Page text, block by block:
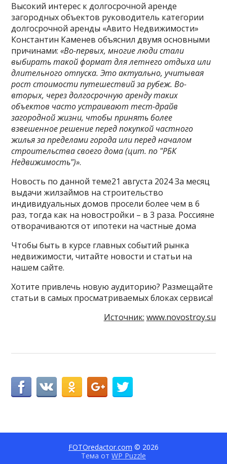
Высокий интерес к долгосрочной аренде
загородных объектов руководитель категории
долгосрочной аренды «Авито Недвижимости»
Константин Каменев объяснил двумя основными
причинами:«Во-первых, многие люди стали
выбирать такой формат для летнего отдыха или
длительного отпуска. Это актуально, учитывая
рост стоимости путешествий за рубеж. Во-
вторых, через долгосрочную аренду таких
объектов часто устраивают тест-драйв
загородной жизни, чтобы принять более
взвешенное решение перед покупкой частного
жилья за пределами города или перед началом
строительства своего дома (цит. по "РБК
Недвижимость")».
Новость по данной теме21 августа 2024 За месяц
выдачи жилзаймов на строительство
индивидуальных домов просели более чем в 6
раз, тогда как на новостройки – в 3 раза. Россияне
отворачиваются от ипотеки на частные дома
Чтобы быть в курсе главных событий рынка
недвижимости, читайте новости и статьи на
нашем сайте.
Хотите привлечь новую аудиторию? Размещайте
статьи в самых просматриваемых блоках сервиса!
Источник: www.novostroy.su
FOTOredactor.com © 2026
Тема от WP Puzzle